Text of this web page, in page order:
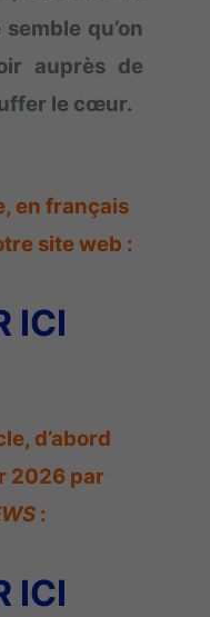
qu’on
auprès de
le cœur.
en français
site web :
ICI
d’abord
2026 par
:
ICI